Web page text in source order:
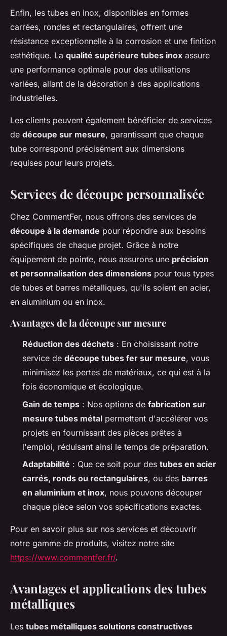
Enfin, les tubes en inox, disponibles en formes
carrées, rondes et rectangulaires, offrent une
résistance exceptionnelle à la corrosion et une finition
esthétique. La qualité supérieure tubes inox assure
une performance optimale pour des utilisations
variées, allant de la décoration à des applications
industrielles.
Les clients peuvent également bénéficier de services
de découpe sur mesure, garantissant que chaque
tube correspond précisément aux dimensions
requises pour leurs projets.
Services de découpe personnalisée
Chez CommentFer, nous offrons des services de
découpe à la demande pour répondre aux besoins
spécifiques de chaque projet. Grâce à notre
équipement de pointe, nous assurons une précision
et personnalisation des dimensions pour tous types
de tubes et barres métalliques, qu'ils soient en acier,
en aluminium ou en inox.
Avantages de la découpe sur mesure
Réduction des déchets : En choisissant notre
service de découpe tubes fer sur mesure, vous
minimisez les pertes de matériaux, ce qui est à la
fois économique et écologique.
Gain de temps : Nos options de fabrication sur
mesure tubes métal permettent d'accélérer vos
projets en fournissant des pièces prêtes à
l'emploi, réduisant ainsi le temps de préparation.
Adaptabilité : Que ce soit pour des tubes en acier
carrés, ronds ou rectangulaires, ou des barres
en aluminium et inox, nous pouvons découper
chaque pièce selon vos spécifications exactes.
Pour en savoir plus sur nos services et découvrir
notre gamme de produits, visitez notre site
https://www.commentfer.fr/.
Avantages et applications des tubes
métalliques
Les tubes métalliques solutions constructives